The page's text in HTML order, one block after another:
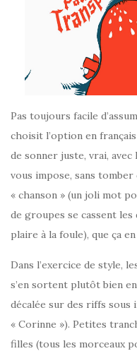
Pas toujours facile
choisit l’option en
de sonner juste, vrai,
vous impose, sans tomber
« chanson » (un joli mot
de groupes se cassent
plaire à la foule), que ça
Dans l’exercice de style,
s’en sortent plutôt bien
décalée sur des riffs sous
« Corinne »). Petites
filles (tous les morceaux